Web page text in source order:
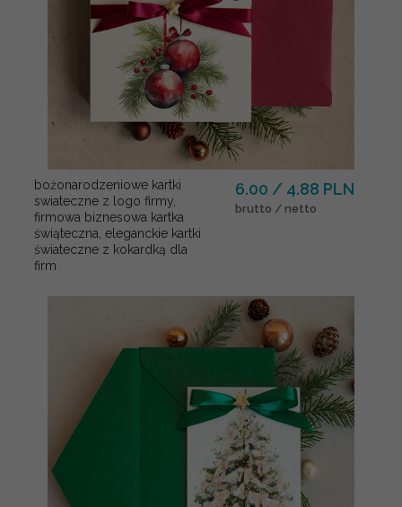
bożonarodzeniowe kartki
swiateczne z logo firmy,
firmowa biznesowa kartka
świąteczna, eleganckie kartki
świateczne z kokardką dla
firm
6.00 / 4.88 PLN
brutto / netto